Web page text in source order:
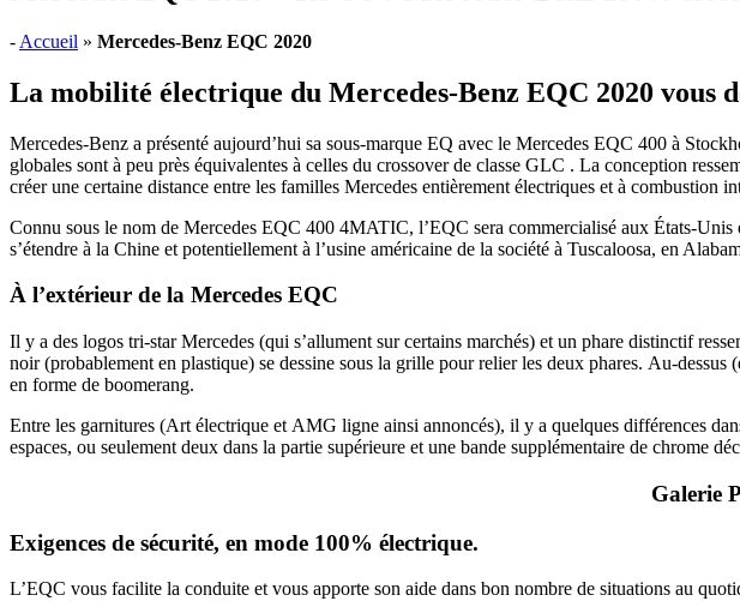
- Accueil » Mercedes-Benz EQC 2020
La mobilité électrique du Mercedes-Benz EQC 2020 vous
Mercedes-Benz a présenté aujourd’hui sa sous-marque EQ avec le Mercedes EQC 400 à
globales sont à peu près équivalentes à celles du crossover de classe GLC . La conception
créer une certaine distance entre les familles Mercedes entièrement électriques et à combustion
Connu sous le nom de Mercedes EQC 400 4MATIC, l’EQC sera commercialisé aux États-
s’étendre à la Chine et potentiellement à l’usine américaine de la société à Tuscaloosa, en
À l’extérieur de la Mercedes EQC
Il y a des logos tri-star Mercedes (qui s’allument sur certains marchés) et un phare distinctif
noir (probablement en plastique) se dessine sous la grille pour relier les deux phares. Au-
en forme de boomerang.
Entre les garnitures (Art électrique et AMG ligne ainsi annoncés), il y a quelques différences
espaces, ou seulement deux dans la partie supérieure et une bande supplémentaire de chrome
Galerie
Exigences de sécurité, en mode 100% électrique.
L’EQC vous facilite la conduite et vous apporte son aide dans bon nombre de situations au